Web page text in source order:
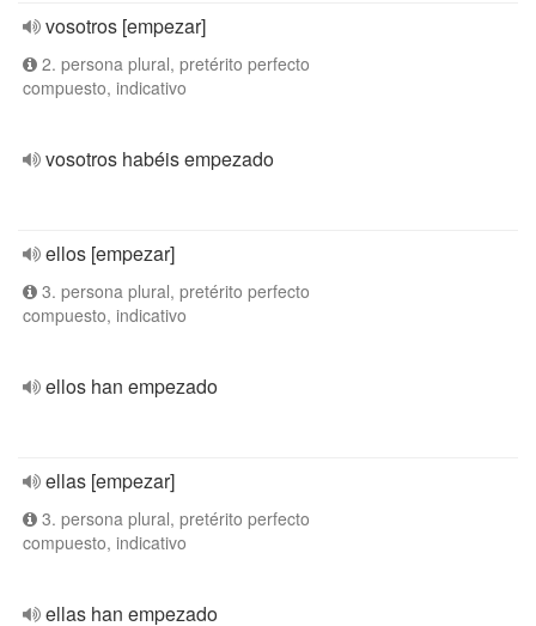
vosotros [empezar]
2. persona plural, pretérito perfecto
compuesto, indicativo
vosotros habéis empezado
ellos [empezar]
3. persona plural, pretérito perfecto
compuesto, indicativo
ellos han empezado
ellas [empezar]
3. persona plural, pretérito perfecto
compuesto, indicativo
ellas han empezado